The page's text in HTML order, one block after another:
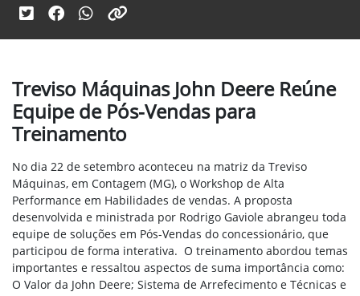
Treviso Máquinas John Deere Reúne
Equipe de Pós-Vendas para
Treinamento
No dia 22 de setembro aconteceu na matriz da Treviso
Máquinas, em Contagem (MG), o Workshop de Alta
Performance em Habilidades de vendas. A proposta
desenvolvida e ministrada por Rodrigo Gaviole abrangeu toda
equipe de soluções em Pós-Vendas do concessionário, que
participou de forma interativa. O treinamento abordou temas
importantes e ressaltou aspectos de suma importância como:
O Valor da John Deere; Sistema de Arrefecimento e Técnicas e